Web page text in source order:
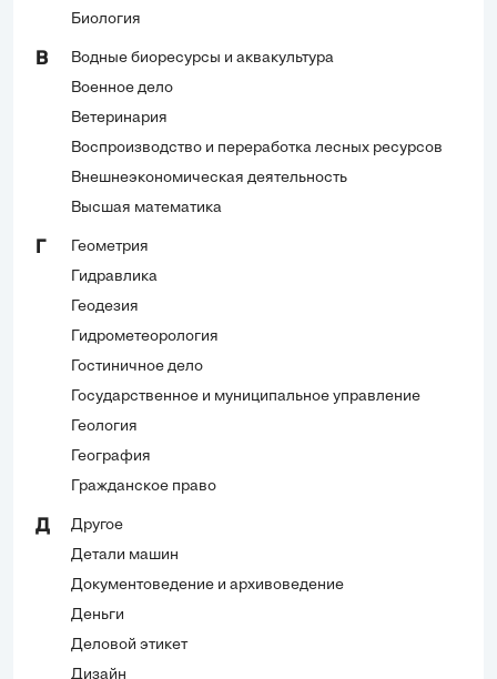
Биология
В
Водные биоресурсы и аквакультура
Военное дело
Ветеринария
Воспроизводство и переработка лесных ресурсов
Внешнеэкономическая деятельность
Высшая математика
Геометрия
Гидравлика
Геодезия
Гидрометеорология
Гостиничное дело
Государственное и муниципальное управление
Геология
География
Гражданское право
Д
Другое
Детали машин
Документоведение и архивоведение
Деньги
Деловой этикет
Дизайн